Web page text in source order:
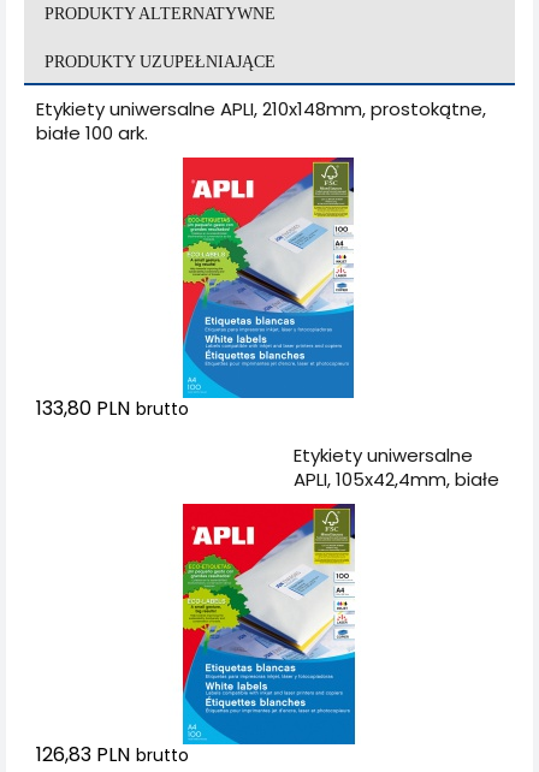
PRODUKTY ALTERNATYWNE
PRODUKTY UZUPEŁNIAJĄCE
Etykiety uniwersalne APLI, 210x148mm, prostokątne,
białe 100 ark.
133,80 PLN brutto
Etykiety uniwersalne
APLI, 105x42,4mm, białe
126,83 PLN brutto